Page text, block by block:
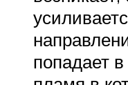
попадает